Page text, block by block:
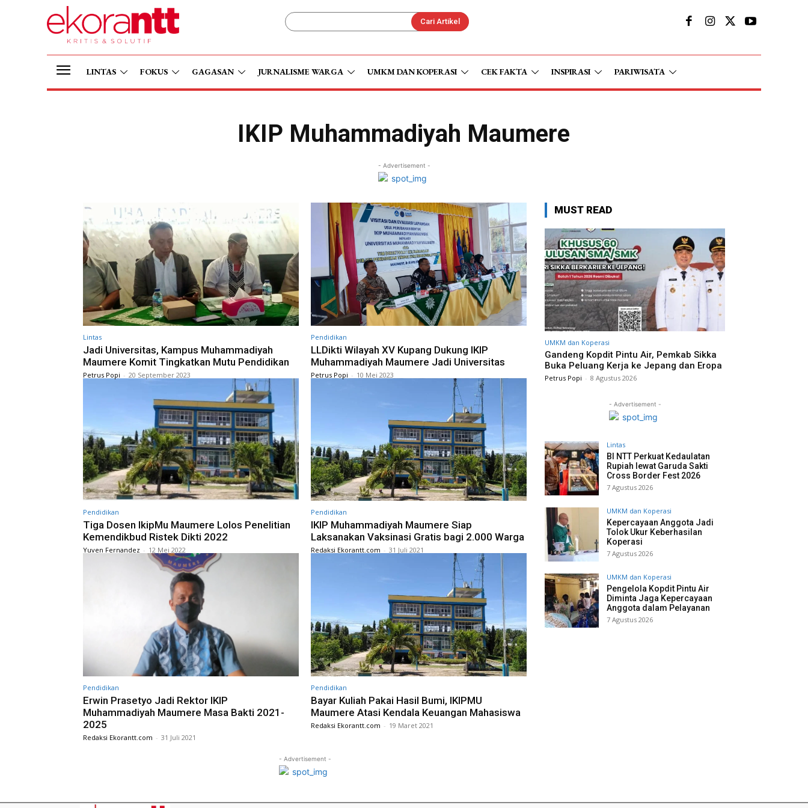
Cari Artikel
LINTAS FOKUS GAGASAN JURNALISME WARGA UMKM DAN KOPERASI CEK FAKTA INSPIRASI PARIWISATA
IKIP Muhammadiyah Maumere
- Advertisement -
Lintas
Jadi Universitas, Kampus Muhammadiyah
Maumere Komit Tingkatkan Mutu Pendidikan
Petrus Popi - 20 September 2023
Pendidikan
LLDikti Wilayah XV Kupang Dukung IKIP
Muhammadiyah Maumere Jadi Universitas
Petrus Popi - 10 Mei 2023
Pendidikan
Tiga Dosen IkipMu Maumere Lolos Penelitian
Kemendikbud Ristek Dikti 2022
Yuven Fernandez - 12 Mei 2022
Pendidikan
IKIP Muhammadiyah Maumere Siap
Laksanakan Vaksinasi Gratis bagi 2.000 Warga
Redaksi Ekorantt.com - 31 Juli 2021
Pendidikan
Erwin Prasetyo Jadi Rektor IKIP
Muhammadiyah Maumere Masa Bakti 2021-
2025
Redaksi Ekorantt.com - 31 Juli 2021
Pendidikan
Bayar Kuliah Pakai Hasil Bumi, IKIPMU
Maumere Atasi Kendala Keuangan Mahasiswa
Redaksi Ekorantt.com - 19 Maret 2021
- Advertisement -
MUST READ
UMKM dan Koperasi
Gandeng Kopdit Pintu Air, Pemkab Sikka
Buka Peluang Kerja ke Jepang dan Eropa
Petrus Popi - 8 Agustus 2026
- Advertisement -
Lintas
BI NTT Perkuat Kedaulatan
Rupiah lewat Garuda Sakti
Cross Border Fest 2026
7 Agustus 2026
UMKM dan Koperasi
Kepercayaan Anggota Jadi
Tolok Ukur Keberhasilan
Koperasi
7 Agustus 2026
UMKM dan Koperasi
Pengelola Kopdit Pintu Air
Diminta Jaga Kepercayaan
Anggota dalam Pelayanan
7 Agustus 2026